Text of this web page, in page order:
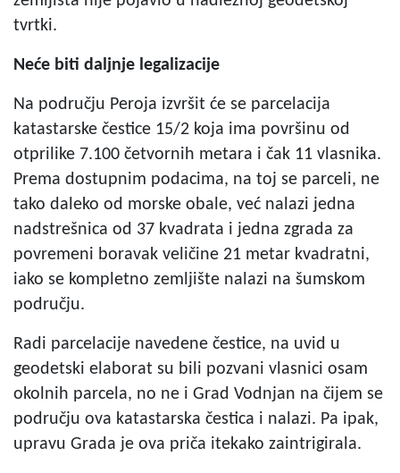
tvrtki.
Neće biti daljnje legalizacije
Na području Peroja izvršit će se parcelacija
katastarske čestice 15/2 koja ima površinu od
otprilike 7.100 četvornih metara i čak 11 vlasnika.
Prema dostupnim podacima, na toj se parceli, ne
tako daleko od morske obale, već nalazi jedna
nadstrešnica od 37 kvadrata i jedna zgrada za
povremeni boravak veličine 21 metar kvadratni,
iako se kompletno zemljište nalazi na šumskom
području.
Radi parcelacije navedene čestice, na uvid u
geodetski elaborat su bili pozvani vlasnici osam
okolnih parcela, no ne i Grad Vodnjan na čijem se
području ova katastarska čestica i nalazi. Pa ipak,
upravu Grada je ova priča itekako zaintrigirala.